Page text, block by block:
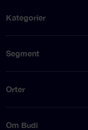
Kategorier
Segment
Orter
Om Budi